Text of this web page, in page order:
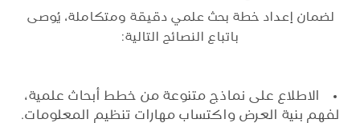
لضمان إعداد خطة بحث علمي دقيقة ومتكاملة، يُوصى
باتباع النصائح التالية:
الاطلاع على نماذج متنوعة من خطط أبحاث علمية،
لفهم بنية العرض واكتساب مهارات تنظيم المعلومات.